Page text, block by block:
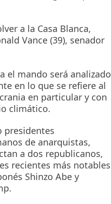
a la Casa Blanca,
Vance (39), senador
el mando será analizado
en lo que se refiere al
en particular y con
climático.
presidentes
de anarquistas,
a dos republicanos,
recientes más notables
Shinzo Abe y